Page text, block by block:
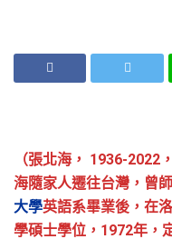
（張北海， 1936-2022
海隨家人遷往台灣，曾
大學英語系畢業後，在
學碩士學位，1972年，